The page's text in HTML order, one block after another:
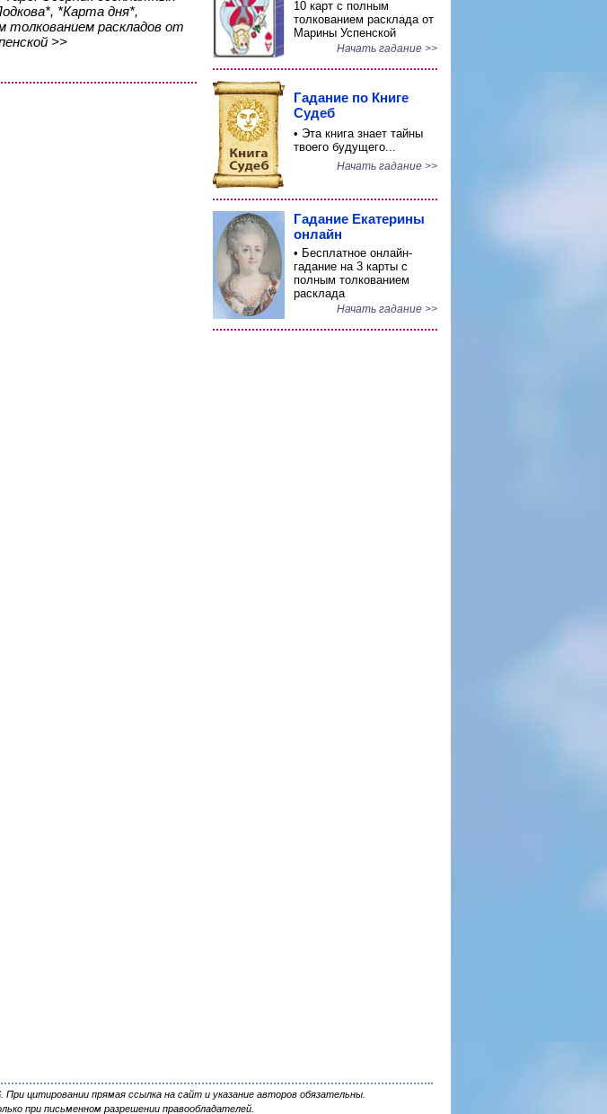
*Карта дня*,
толкованием раскладов от
>>
10 карт с полным
толкованием расклада от
Марины Успенской
Начать гадание >>
Гадание по Книге
Судеб
• Эта книга знает тайны
твоего будущего...
Начать гадание >>
Гадание Екатерины
онлайн
• Бесплатное онлайн-
гадание на 3 карты с
полным толкованием
расклада
Начать гадание >>
цитировании прямая ссылка на сайт и указание авторов обязательны.
при письменном разрешении правообладателей.